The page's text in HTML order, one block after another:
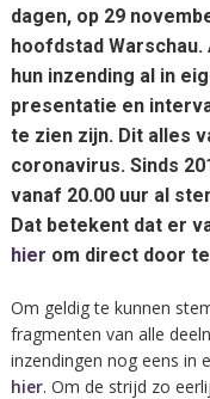
dagen, op 29
hoofdstad
hun inzending al in
presentatie en
te zien zijn. Dit alles
coronavirus. Sinds
vanaf 20.00 uur al
Dat betekent dat er
hier om direct door
Om geldig te kunnen
fragmenten van alle
inzendingen nog eens in
hier. Om de strijd zo